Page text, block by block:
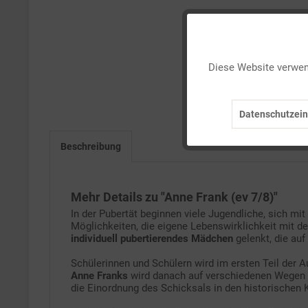
Beschreibung
Mehr Details zu "Anne Frank (ev 7/8)"
In der Pubertät beginnen viele Jugendliche, sich
Möglichkeiten, die eigene Lebenswirklichkeit mit
individuell pubertierendes Mädchen gelenkt, die
Schülerinnen und Schülern wird im ersten Teil der
Anne Franks wird danach auf verschiedenen
die Einordnung des Schicksals in den historischen
Diese Website